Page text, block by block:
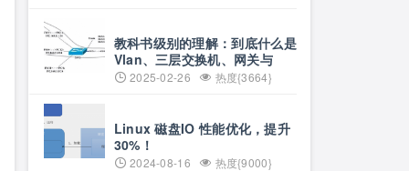
教科书级别的理解：到底什么是
Vlan、三层交换机、网关与
DNS？
2025-02-26 热度{3664}
Linux 磁盘IO 性能优化，提升
30%！
2024-08-16 热度{9000}